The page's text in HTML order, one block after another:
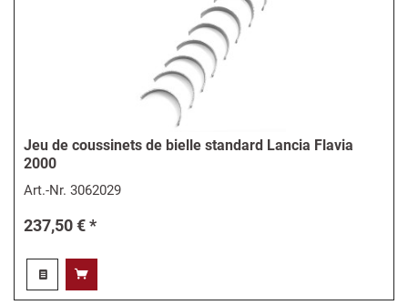
Jeu de coussinets de bielle standard Lancia Flavia
2000
Art.-Nr.3062029
237,50 € *